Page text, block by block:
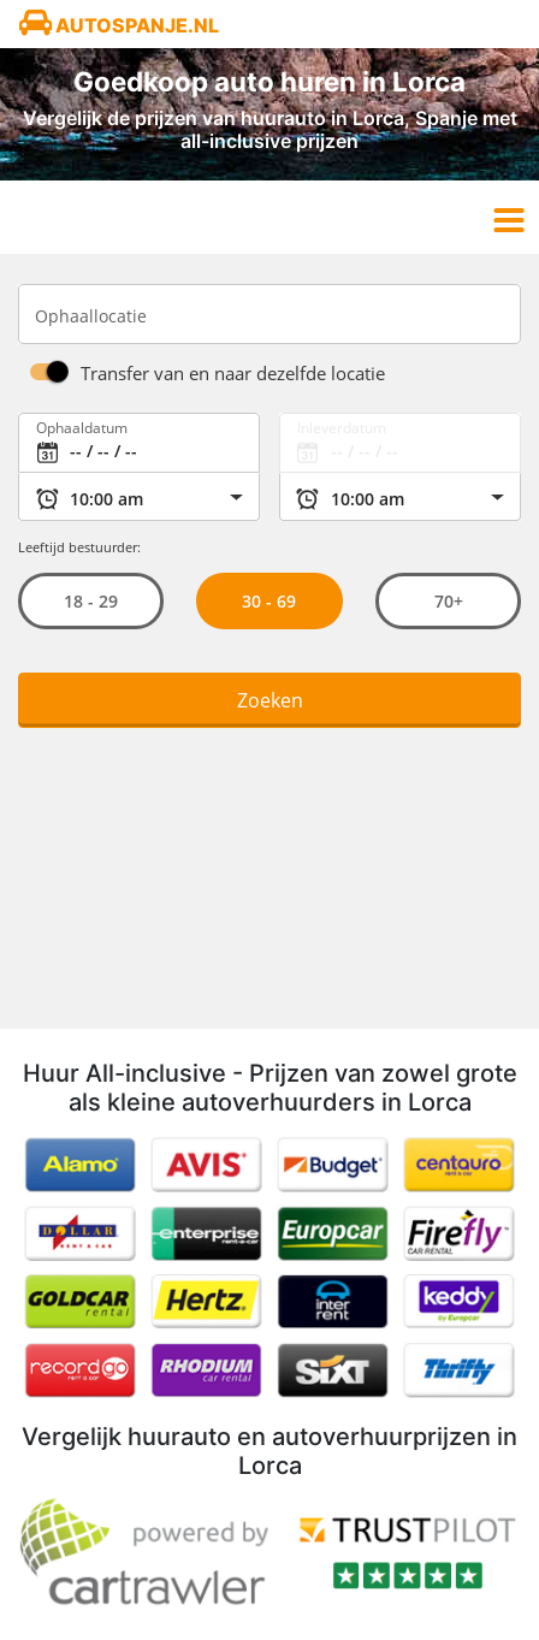
AUTOSPANJE.NL
Goedkoop auto huren in Lorca
Vergelijk de prijzen van huurauto in Lorca, Spanje met
all-inclusive prijzen
Huur All-inclusive - Prijzen van zowel grote
als kleine autoverhuurders in Lorca
Vergelijk huurauto en autoverhuurprijzen in
Lorca